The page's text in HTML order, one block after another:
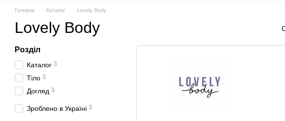
Головна Каталог Lovely Body
Lovely Body
Розділ
Каталог 3
Тіло 3
Догляд 3
Зроблено в Україні 3